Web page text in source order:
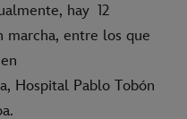
hay 12
marcha, entre los que
Hospital Pablo Tobón
.